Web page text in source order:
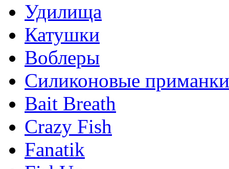
Удилища
Катушки
Воблеры
Силиконовые приманки
Bait Breath
Crazy Fish
Fanatik